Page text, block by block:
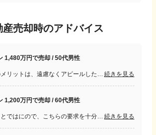
産売却時のアドバイス
1,480万円で売却 / 50代男性
続きを見る
1,200万円で売却 / 60代男性
続きを見る